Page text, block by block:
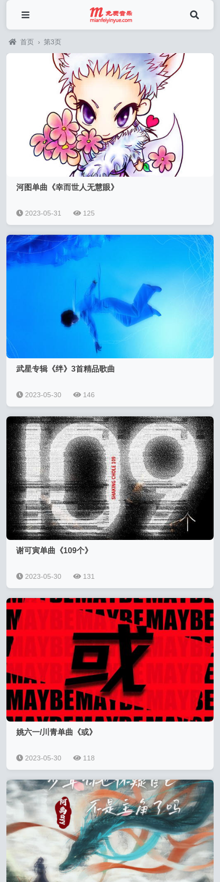
首页 › 第3页
河图单曲《幸而世人无慧眼》
2023-05-31 125
武星专辑《绊》3首精品歌曲
2023-05-30 146
谢可寅单曲《109个》
2023-05-30 131
姚六一/川青单曲《或》
2023-05-30 118